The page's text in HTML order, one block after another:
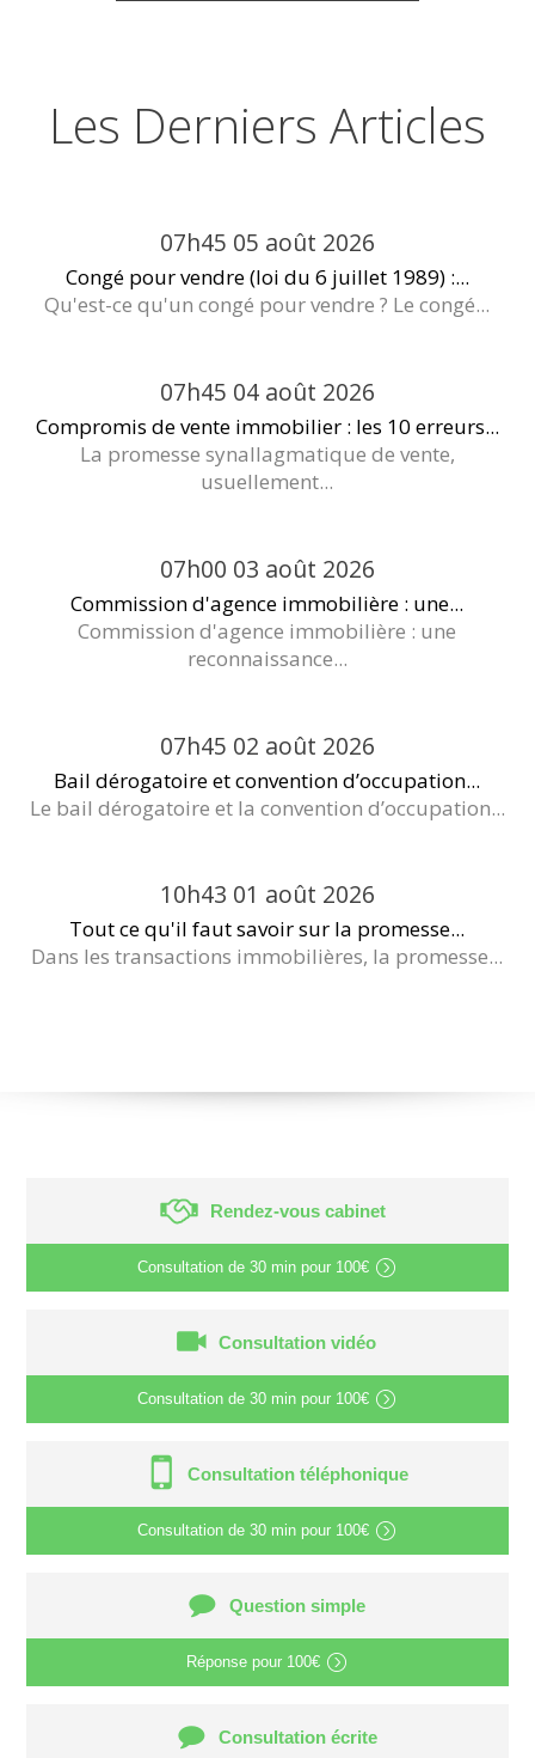
Les Derniers Articles
07h45 05 août 2026
Congé pour vendre (loi du 6 juillet 1989) :...
Qu'est-ce qu'un congé pour vendre ? Le congé...
07h45 04 août 2026
Compromis de vente immobilier : les 10 erreurs...
La promesse synallagmatique de vente,
usuellement...
07h00 03 août 2026
Commission d'agence immobilière : une...
Commission d'agence immobilière : une
reconnaissance...
07h45 02 août 2026
Bail dérogatoire et convention d’occupation...
Le bail dérogatoire et la convention d’occupation...
10h43 01 août 2026
Tout ce qu'il faut savoir sur la promesse...
Dans les transactions immobilières, la promesse...
Rendez-vous cabinet
Consultation de 30 min pour 100€
Consultation vidéo
Consultation de 30 min pour 100€
Consultation téléphonique
Consultation de 30 min pour 100€
Question simple
Réponse pour 100€
Consultation écrite